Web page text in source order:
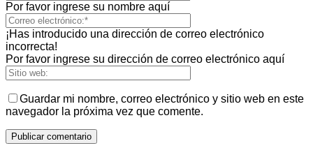
Por favor ingrese su nombre aquí
¡Has introducido una dirección de correo electrónico
incorrecta!
Por favor ingrese su dirección de correo electrónico aquí
Guardar mi nombre, correo electrónico y sitio web en este
navegador la próxima vez que comente.